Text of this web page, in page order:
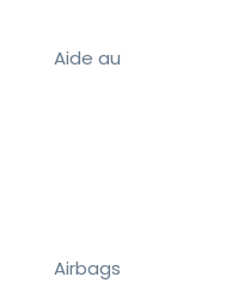
Aide au
Airbags